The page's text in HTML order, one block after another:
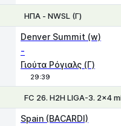
ΗΠΑ - NWSL (Γ)
Denver Summit (w)
-
Γιούτα Ρόγιαλς (Γ)
29:39
FC 26. H2H LIGA-3. 2x4
Spain (BACARDI)